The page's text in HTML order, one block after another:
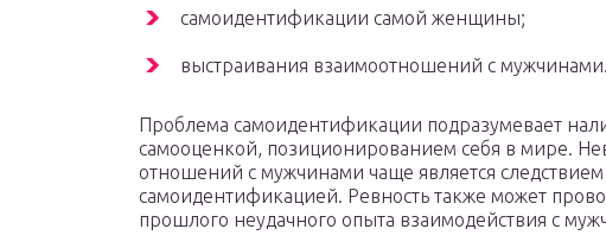
самоидентификации самой женщины;
выстраивания взаимоотношений с мужчинами.
Проблема самоидентификации подразумевает
самооценкой, позиционированием себя в мире.
отношений с мужчинами чаще является
самоидентификацией. Ревность также может
прошлого неудачного опыта взаимодействия с